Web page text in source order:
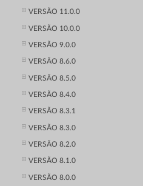
VERSÃO 11.0.0
VERSÃO 10.0.0
VERSÃO 9.0.0
VERSÃO 8.6.0
VERSÃO 8.5.0
VERSÃO 8.4.0
VERSÃO 8.3.1
VERSÃO 8.3.0
VERSÃO 8.2.0
VERSÃO 8.1.0
VERSÃO 8.0.0